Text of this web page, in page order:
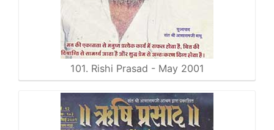
101. Rishi Prasad - May 2001